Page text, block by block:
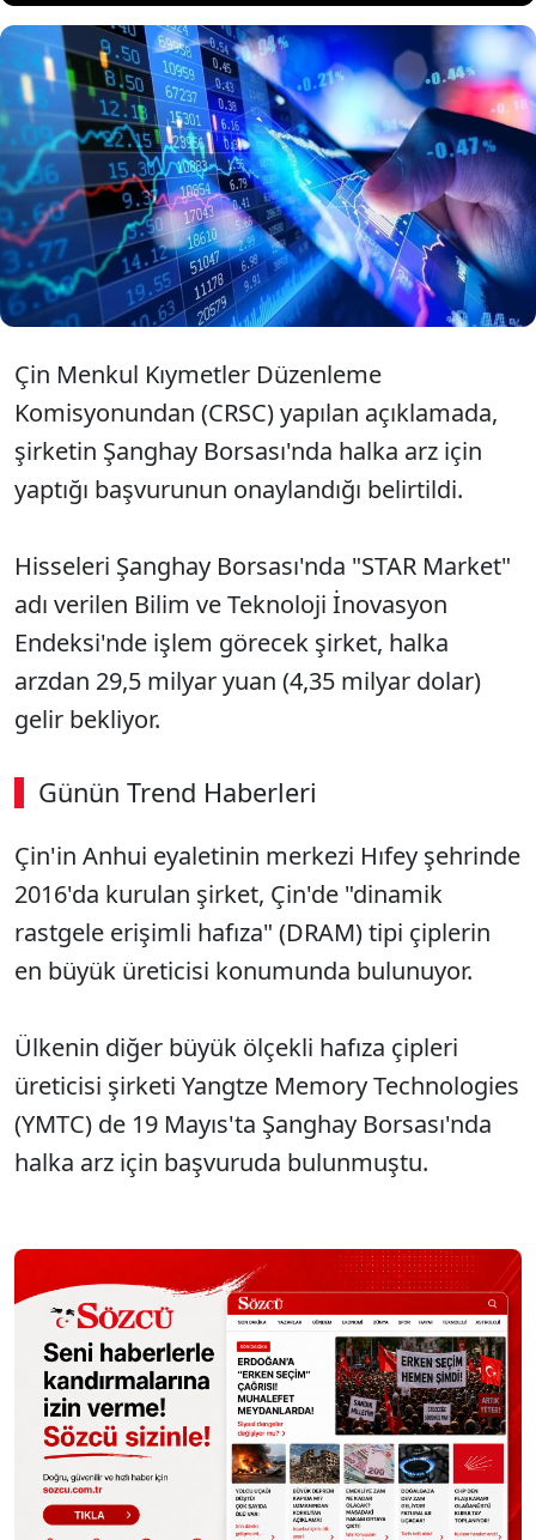
Çin'in önde gelen hafıza çipleri üreticisi
ChangXin Memory Technologies (CXMT)
şirketinin borsaya açılmasına onay
verildiği bildirildi.
Çin Menkul Kıymetler Düzenleme
Komisyonundan (CRSC) yapılan açıklamada,
şirketin Şanghay Borsası'nda halka arz için
yaptığı başvurunun onaylandığı belirtildi.
Hisseleri Şanghay Borsası'nda "STAR Market"
adı verilen Bilim ve Teknoloji İnovasyon
Endeksi'nde işlem görecek şirket, halka
arzdan 29,5 milyar yuan (4,35 milyar dolar)
gelir bekliyor.
Günün Trend Haberleri
Çin'in Anhui eyaletinin merkezi Hıfey şehrinde
2016'da kurulan şirket, Çin'de "dinamik
rastgele erişimli hafıza" (DRAM) tipi çiplerin
en büyük üreticisi konumunda bulunuyor.
Ülkenin diğer büyük ölçekli hafıza çipleri
üreticisi şirketi Yangtze Memory Technologies
(YMTC) de 19 Mayıs'ta Şanghay Borsası'nda
halka arz için başvuruda bulunmuştu.